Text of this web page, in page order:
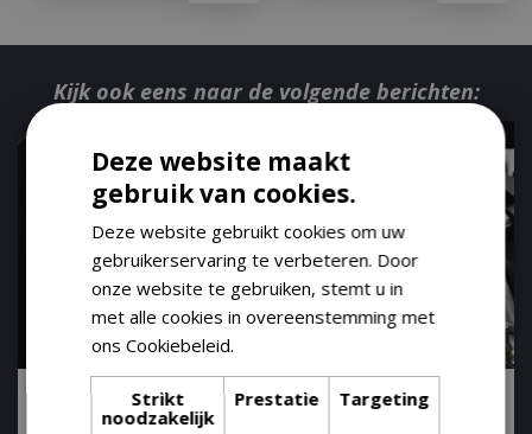
Kijk ook eens naar de volgende berichten:
Bezoek de interessante demodagen van
Weber bij GroenRijk Tilburg
Deze website maakt
gebruik van cookies.
Deze website gebruikt cookies om uw
gebruikerservaring te verbeteren. Door
onze website te gebruiken, stemt u in
met alle cookies in overeenstemming met
ons Cookiebeleid.
Strikt
noodzakelijk
Prestatie Targeting